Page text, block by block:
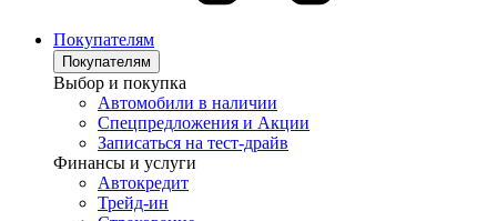
Покупателям
Покупателям
Выбор и покупка
Автомобили в наличии
Спецпредложения и Акции
Записаться на тест-драйв
Финансы и услуги
Автокредит
Трейд-ин